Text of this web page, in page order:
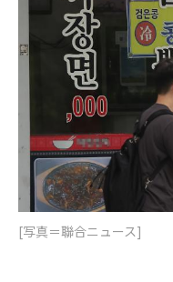
[写真＝聯合ニュース]